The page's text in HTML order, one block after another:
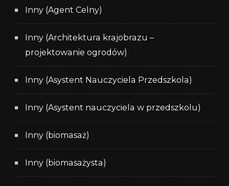
Inny (Agent Celny)
Inny (Architektura krajobrazu –
projektowanie ogrodów)
Inny (Asystent Nauczyciela Przedszkola)
Inny (Asystent nauczyciela w przedszkolu)
Inny (biomasaż)
Inny (biomasażysta)